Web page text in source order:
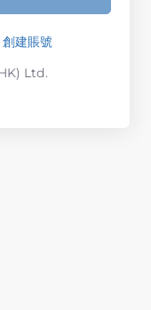
創建賬號
Ltd.